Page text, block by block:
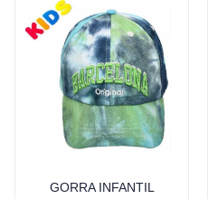
GORRA INFANTIL